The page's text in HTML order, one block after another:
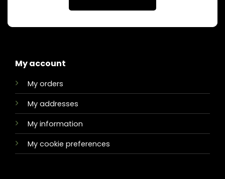
My account
My orders
My addresses
My information
My cookie preferences